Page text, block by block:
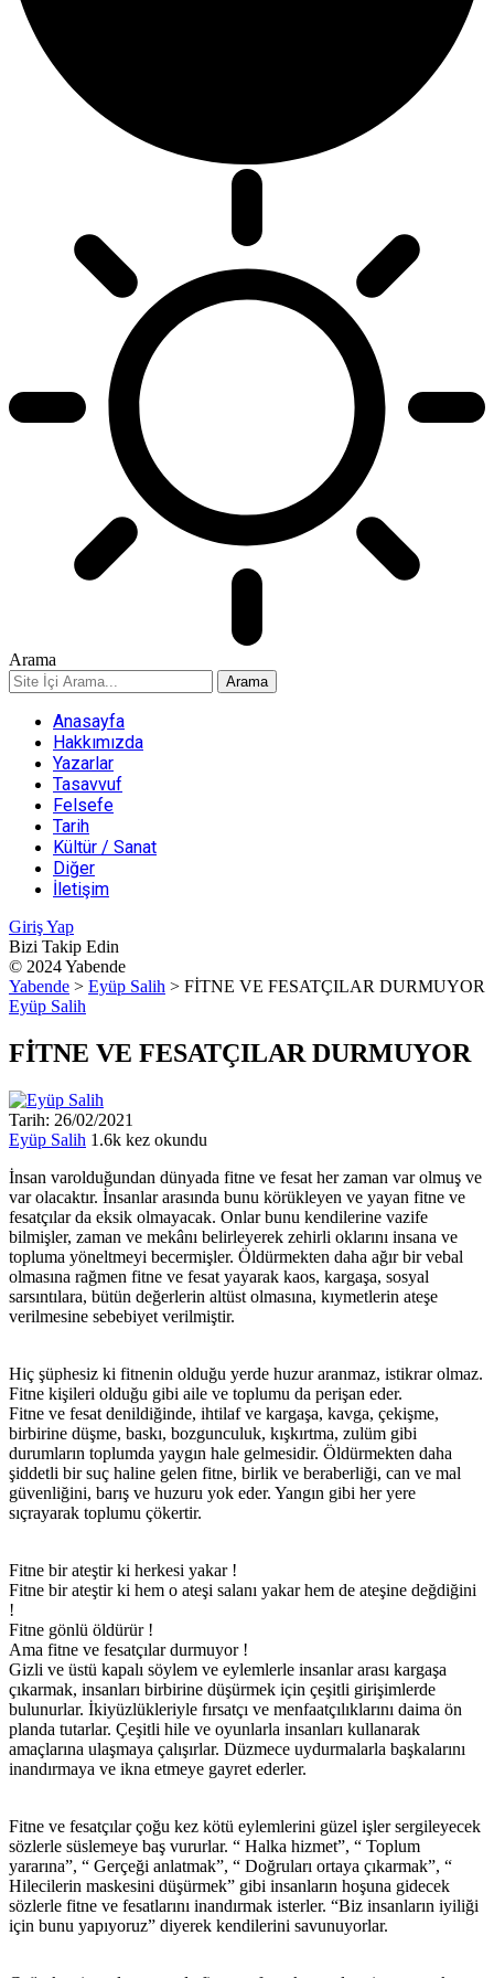
Arama
Anasayfa
Hakkımızda
Yazarlar
Tasavvuf
Felsefe
Tarih
Kültür / Sanat
Diğer
İletişim
Giriş Yap
Bizi Takip Edin
© 2024 Yabende
Yabende > Eyüp Salih > FİTNE VE FESATÇILAR DURMUYOR
Eyüp Salih
FİTNE VE FESATÇILAR DURMUYOR
Tarih: 26/02/2021
Eyüp Salih 1.6k kez okundu
İnsan varolduğundan dünyada fitne ve fesat her zaman var olmuş ve
var olacaktır. İnsanlar arasında bunu körükleyen ve yayan fitne ve
fesatçılar da eksik olmayacak. Onlar bunu kendilerine vazife
bilmişler, zaman ve mekânı belirleyerek zehirli oklarını insana ve
topluma yöneltmeyi becermişler. Öldürmekten daha ağır bir vebal
olmasına rağmen fitne ve fesat yayarak kaos, kargaşa, sosyal
sarsıntılara, bütün değerlerin altüst olmasına, kıymetlerin ateşe
verilmesine sebebiyet verilmiştir.
Hiç şüphesiz ki fitnenin olduğu yerde huzur aranmaz, istikrar olmaz.
Fitne kişileri olduğu gibi aile ve toplumu da perişan eder.
Fitne ve fesat denildiğinde, ihtilaf ve kargaşa, kavga, çekişme,
birbirine düşme, baskı, bozgunculuk, kışkırtma, zulüm gibi
durumların toplumda yaygın hale gelmesidir. Öldürmekten daha
şiddetli bir suç haline gelen fitne, birlik ve beraberliği, can ve mal
güvenliğini, barış ve huzuru yok eder. Yangın gibi her yere
sıçrayarak toplumu çökertir.
Fitne bir ateştir ki herkesi yakar !
Fitne bir ateştir ki hem o ateşi salanı yakar hem de ateşine değdiğini
!
Fitne gönlü öldürür !
Ama fitne ve fesatçılar durmuyor !
Gizli ve üstü kapalı söylem ve eylemlerle insanlar arası kargaşa
çıkarmak, insanları birbirine düşürmek için çeşitli girişimlerde
bulunurlar. İkiyüzlükleriyle fırsatçı ve menfaatçılıklarını daima ön
planda tutarlar. Çeşitli hile ve oyunlarla insanları kullanarak
amaçlarına ulaşmaya çalışırlar. Düzmece uydurmalarla başkalarını
inandırmaya ve ikna etmeye gayret ederler.
Fitne ve fesatçılar çoğu kez kötü eylemlerini güzel işler sergileyecek
sözlerle süslemeye baş vururlar. “ Halka hizmet”, “ Toplum
yararına”, “ Gerçeği anlatmak”, “ Doğruları ortaya çıkarmak”, “
Hilecilerin maskesini düşürmek” gibi insanların hoşuna gidecek
sözlerle fitne ve fesatlarını inandırmak isterler. “Biz insanların iyiliği
için bunu yapıyoruz” diyerek kendilerini savunuyorlar.